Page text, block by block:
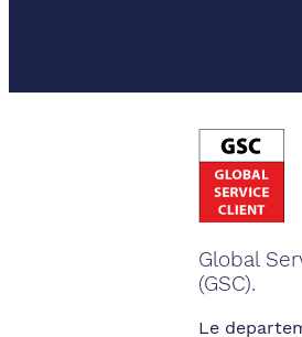
Global
(GSC).
Le